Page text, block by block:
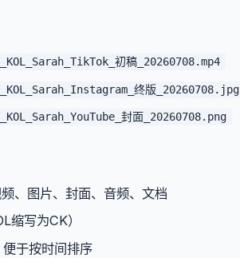
初稿_20260708.mp4
_KOL_Sarah_Instagram_终版_20260708.jpg
封面_20260708.png
、图片、封面、音频、文档
缩写为CK）
于按时间排序